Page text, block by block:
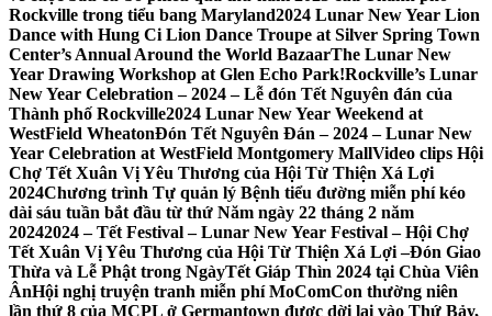
Rockville trong tiểu bang Maryland2024 Lunar New Year Lion
Dance with Hung Ci Lion Dance Troupe at Silver Spring Town
Center’s Annual Around the World BazaarThe Lunar New
Year Drawing Workshop at Glen Echo Park!Rockville’s Lunar
New Year Celebration – 2024 – Lễ đón Tết Nguyên đán của
Thành phố Rockville2024 Lunar New Year Weekend at
WestField WheatonĐón Tết Nguyên Đán – 2024 – Lunar New
Year Celebration at WestField Montgomery MallVideo clips Hội
Chợ Tết Xuân Vị Yêu Thương của Hội Từ Thiện Xá Lợi
2024Chương trình Tự quản lý Bệnh tiểu đường miễn phí kéo
dài sáu tuần bắt đầu từ thứ Năm ngày 22 tháng 2 năm
20242024 – Tết Festival – Lunar New Year Festival – Hội Chợ
Tết Xuân Vị Yêu Thương của Hội Từ Thiện Xá Lợi –Đón Giao
Thừa và Lễ Phật trong NgàyTết Giáp Thìn 2024 tại Chùa Viên
ÂnHội nghị truyện tranh miễn phí MoComCon thường niên
lần thứ 8 của MCPL ở Germantown được dời lại vào Thứ Bảy,